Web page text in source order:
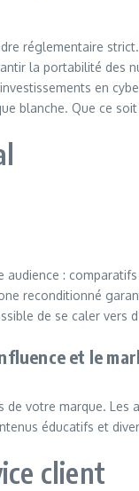
réglementaire
la portabilité
en
blanche. Que ce
:
reconditionné
de se caler
et le
votre marque.
éducatifs et
client